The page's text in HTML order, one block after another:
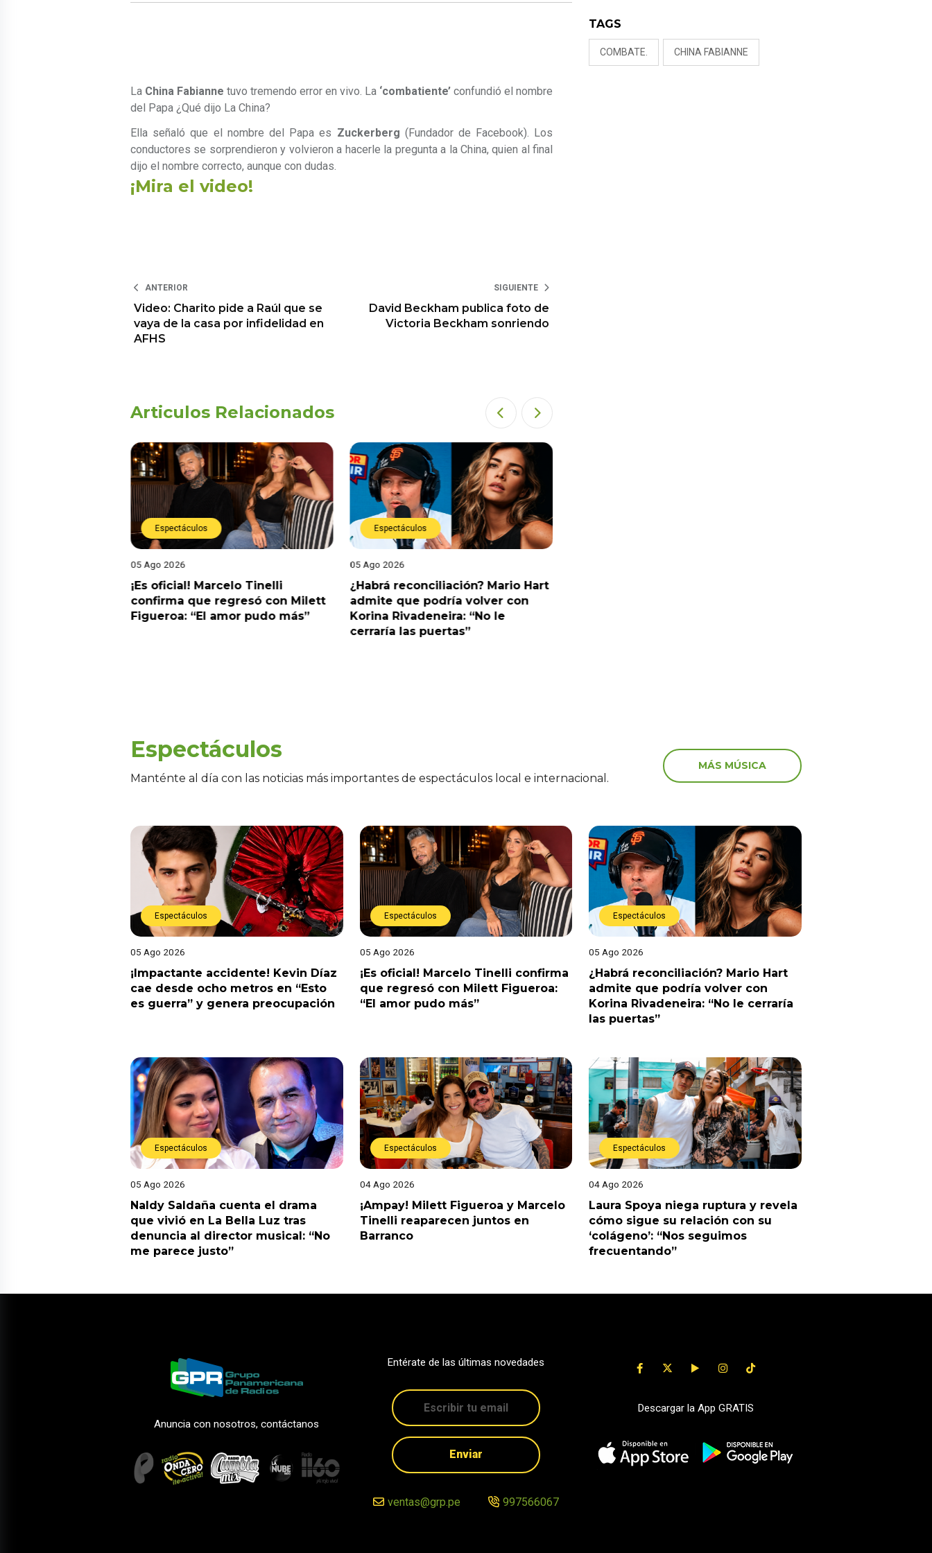
La China Fabianne tuvo tremendo error en vivo. La ‘combatiente’ confundió el nombre
del Papa ¿Qué dijo La China?
Ella señaló que el nombre del Papa es Zuckerberg (Fundador de Facebook). Los
conductores se sorprendieron y volvieron a hacerle la pregunta a la China, quien al final
dijo el nombre correcto, aunque con dudas.
¡Mira el video!
ANTERIOR
Video: Charito pide a Raúl que se
vaya de la casa por infidelidad en
AFHS
SIGUIENTE
David Beckham publica foto de
Victoria Beckham sonriendo
Articulos Relacionados
Espectáculos
05 Ago 2026
¡Es oficial! Marcelo Tinelli
confirma que regresó con Milett
Figueroa: “El amor pudo más”
Espectáculos
05 Ago 2026
¿Habrá reconciliación? Mario Hart
admite que podría volver con
Korina Rivadeneira: “No le
cerraría las puertas”
TAGS
COMBATE. CHINA FABIANNE
Espectáculos
Manténte al día con las noticias más importantes de espectáculos local e internacional.
MÁS MÚSICA
Espectáculos
05 Ago 2026
¡Impactante accidente! Kevin Díaz
cae desde ocho metros en “Esto
es guerra” y genera preocupación
Espectáculos
05 Ago 2026
¡Es oficial! Marcelo Tinelli confirma
que regresó con Milett Figueroa:
“El amor pudo más”
Espectáculos
05 Ago 2026
¿Habrá reconciliación? Mario Hart
admite que podría volver con
Korina Rivadeneira: “No le cerraría
las puertas”
Espectáculos
05 Ago 2026
Naldy Saldaña cuenta el drama
que vivió en La Bella Luz tras
denuncia al director musical: “No
me parece justo”
Espectáculos
04 Ago 2026
¡Ampay! Milett Figueroa y Marcelo
Tinelli reaparecen juntos en
Barranco
Espectáculos
04 Ago 2026
Laura Spoya niega ruptura y revela
cómo sigue su relación con su
‘colágeno’: “Nos seguimos
frecuentando”
Anuncia con nosotros, contáctanos
Entérate de las últimas novedades
Enviar
ventas@grp.pe 997566067
Descargar la App GRATIS